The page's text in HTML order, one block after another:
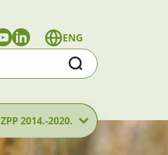
ENG
Traži
ZPP 2014.-2020.